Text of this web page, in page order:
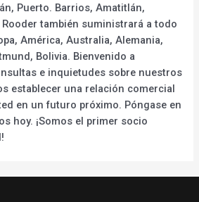
Puerto. Barrios, Amatitlán,
también suministrará a todo
América, Australia, Alemania,
Bolivia. Bienvenido a
e inquietudes sobre nuestros
establecer una relación comercial
en un futuro próximo. Póngase en
hoy. ¡Somos el primer socio